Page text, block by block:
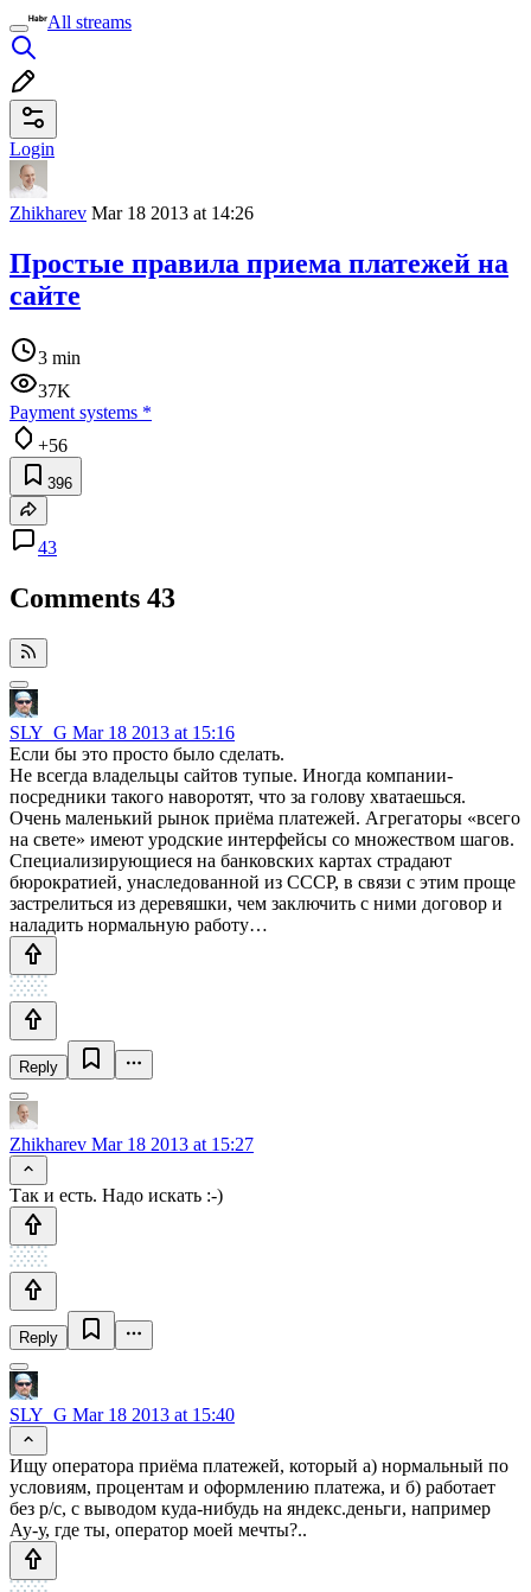
All streams
Login
Zhikharev Mar 18 2013 at 14:26
Простые правила приема платежей на
сайте
3 min
37K
Payment systems *
+56
396
43
Comments 43
SLY_G Mar 18 2013 at 15:16
Если бы это просто было сделать.
Не всегда владельцы сайтов тупые. Иногда компании-
посредники такого наворотят, что за голову хватаешься.
Очень маленький рынок приёма платежей. Агрегаторы «всего
на свете» имеют уродские интерфейсы со множеством шагов.
Специализирующиеся на банковских картах страдают
бюрократией, унаследованной из СССР, в связи с этим проще
застрелиться из деревяшки, чем заключить с ними договор и
наладить нормальную работу…
Reply
Zhikharev Mar 18 2013 at 15:27
Так и есть. Надо искать :-)
Reply
SLY_G Mar 18 2013 at 15:40
Ищу оператора приёма платежей, который а) нормальный по
условиям, процентам и оформлению платежа, и б) работает
без р/с, с выводом куда-нибудь на яндекс.деньги, например
Ау-у, где ты, оператор моей мечты?..